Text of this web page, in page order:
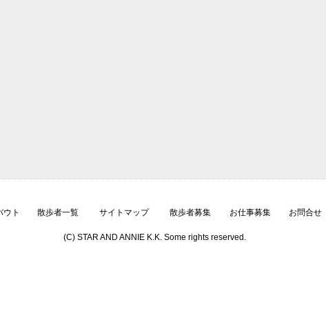
ウト 散歩者一覧 サイトマップ 散歩者募集 お仕事募集 お問合せ
(C) STAR AND ANNIE K.K. Some rights reserved.